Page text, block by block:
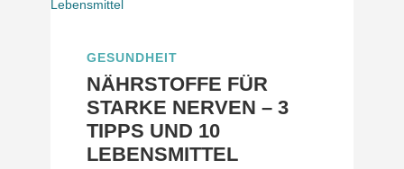
GESUNDHEIT
NÄHRSTOFFE FÜR
STARKE NERVEN – 3
TIPPS UND 10
LEBENSMITTEL